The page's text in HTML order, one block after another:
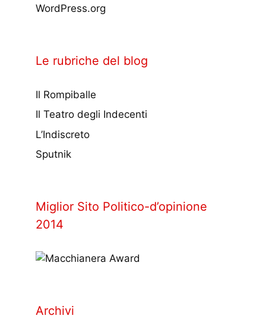
WordPress.org
Le rubriche del blog
Il Rompiballe
Il Teatro degli Indecenti
L’Indiscreto
Sputnik
Miglior Sito Politico-d’opinione
2014
Archivi